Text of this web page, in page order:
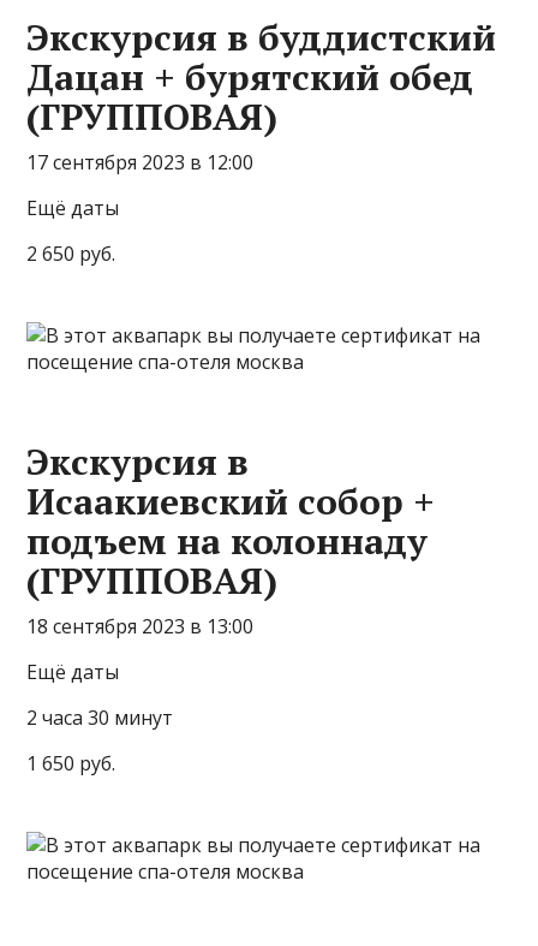
Экскурсия в буддистский
Дацан + бурятский обед
(ГРУППОВАЯ)
17 сентября 2023 в 12:00
Ещё даты
2 650 руб.
Экскурсия в
Исаакиевский собор +
подъем на колоннаду
(ГРУППОВАЯ)
18 сентября 2023 в 13:00
Ещё даты
2 часа 30 минут
1 650 руб.